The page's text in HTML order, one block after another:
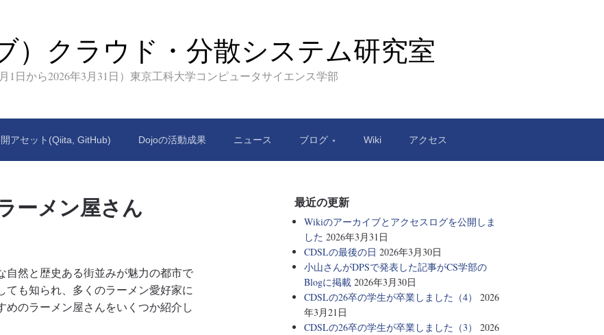
）クラウド・分散システム研究室
月1日から2026年3月31日）東京工科大学コンピュータサイエンス学部
アセット(Qiita, GitHub) Dojoの活動成果 ニュース ブログ Wiki アクセス
ーメン屋さん
自然と歴史ある街並みが魅力の都市で
も知られ、多くのラーメン愛好家に
のラーメン屋さんをいくつか紹介し
最近の更新
Wikiのアーカイブとアクセスログを公開しま
した 2026年3月31日
CDSLの最後の日 2026年3月30日
小山さんがDPSで発表した記事がCS学部の
Blogに掲載 2026年3月30日
CDSLの26卒の学生が卒業しました（4）
2026
年3月21日
CDSLの26卒の学生が卒業しました（3）
2026